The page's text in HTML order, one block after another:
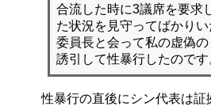
合流した時に3議席を要求
た状況を見守ってばかり
委員長と会って私の虚偽
誘引して性暴行したのです
性暴行の直後にシン代表は